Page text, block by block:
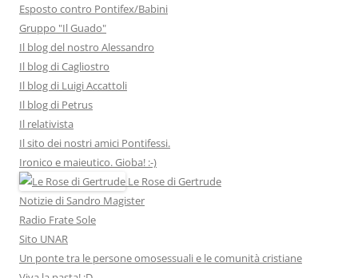
Esposto contro Pontifex/Babini
Gruppo "Il Guado"
Il blog del nostro Alessandro
Il blog di Cagliostro
Il blog di Luigi Accattoli
Il blog di Petrus
Il relativista
Il sito dei nostri amici Pontifessi.
Ironico e maieutico. Gioba! :-)
Le Rose di Gertrude
Notizie di Sandro Magister
Radio Frate Sole
Sito UNAR
Un ponte tra le persone omosessuali e le comunità cristiane